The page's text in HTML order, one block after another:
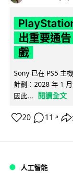
出重要通
戲
Sony 已在 PS5 主
計劃：2028 年 1
因此...
閱讀全文
20 11 ↗
人工智能